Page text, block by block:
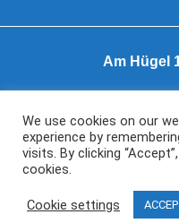
Am Hügel
We use cookies on our
experience by
visits. By clicking
cookies.
Cookie settings